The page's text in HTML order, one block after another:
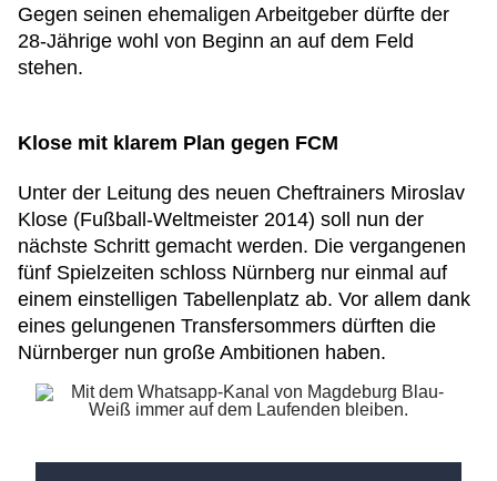
Gegen seinen ehemaligen Arbeitgeber dürfte der
28-Jährige wohl von Beginn an auf dem Feld
stehen.
Klose mit klarem Plan gegen FCM
Unter der Leitung des neuen Cheftrainers Miroslav
Klose (Fußball-Weltmeister 2014) soll nun der
nächste Schritt gemacht werden. Die vergangenen
fünf Spielzeiten schloss Nürnberg nur einmal auf
einem einstelligen Tabellenplatz ab. Vor allem dank
eines gelungenen Transfersommers dürften die
Nürnberger nun große Ambitionen haben.